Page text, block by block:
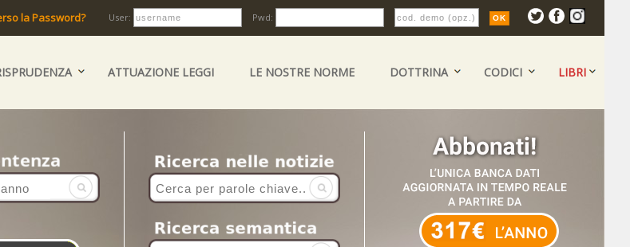
la Password? User: Pwd:
ATTUAZIONE LEGGI LE NOSTRE NORME DOTTRINA CODICI LIBRI